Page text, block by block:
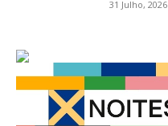
31 Julho, 2026